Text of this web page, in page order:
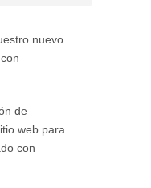
nuevo
de
web para
con